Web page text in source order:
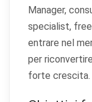
Manager,
specialist,
entrare nel
per
forte crescita.